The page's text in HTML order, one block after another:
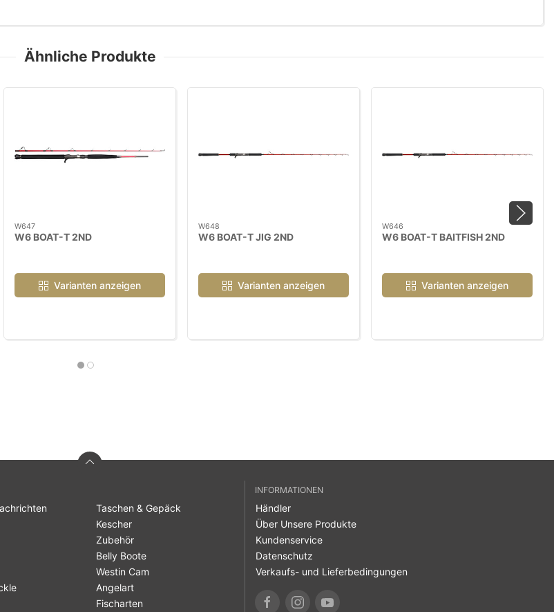
Ähnliche Produkte
W647
W6 BOAT-T 2ND
Varianten anzeigen
W648
W6 BOAT-T JIG 2ND
Varianten anzeigen
W646
W6 BOAT-T BAITFISH 2ND
Varianten anzeigen
Taschen & Gepäck
Kescher
Zubehör
Belly Boote
Westin Cam
Angelart
Fischarten
INFORMATIONEN
Händler
Über Unsere Produkte
Kundenservice
Datenschutz
Verkaufs- und Lieferbedingungen